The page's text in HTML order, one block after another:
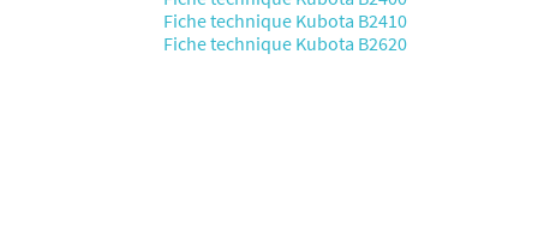
Fiche technique Kubota B2410
Fiche technique Kubota B2620